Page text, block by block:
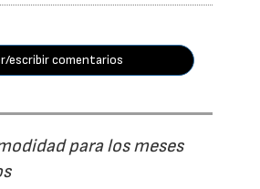
escribir comentarios
para los meses